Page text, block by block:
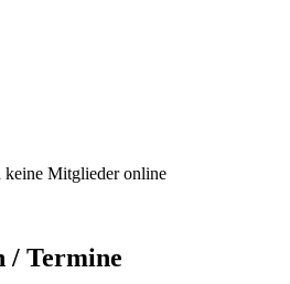
keine Mitglieder online
/ Termine